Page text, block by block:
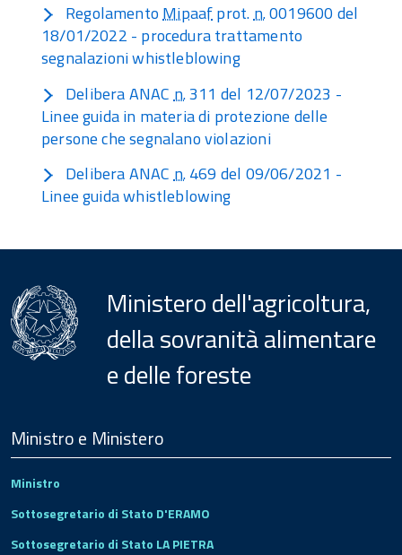
RegolamentoMipaafprot.n.0019600 del
18/01/2022 - procedura trattamento
segnalazioni whistleblowing
Delibera ANACn.311 del 12/07/2023 -
Linee guida in materia di protezione delle
persone che segnalano violazioni
Delibera ANACn.469 del 09/06/2021 -
Linee guida whistleblowing
Ministero dell'agricoltura,
della sovranità alimentare
e delle foreste
Footer
Ministro e Ministero
Ministro
Sottosegretario di Stato D'ERAMO
Sottosegretario di Stato LA PIETRA